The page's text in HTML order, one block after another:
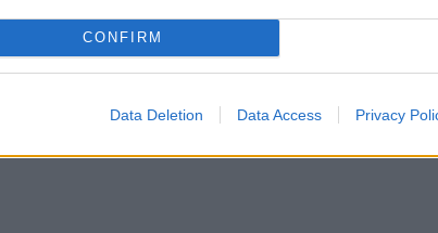
CONFIRM
Data Deletion Data Access Privacy
o...